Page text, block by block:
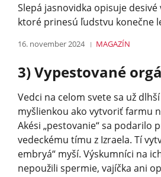
Slepá jasnovidka opisuje desivé
ktoré prinesú ľudstvu konečne
16. november 2024 MAGAZÍN
3) Vypestované
Vedci na celom svete sa už
myšlienkou ako vytvoriť farmu
Akési „pestovanie“ sa podarilo
vedeckému tímu z Izraela. Tí
embryá“ myší. Výskumníci na
nepoužili spermie, vajíčka ani